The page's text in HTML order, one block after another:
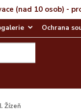
(nad 10 osob) -
Ochrana
Žízeň